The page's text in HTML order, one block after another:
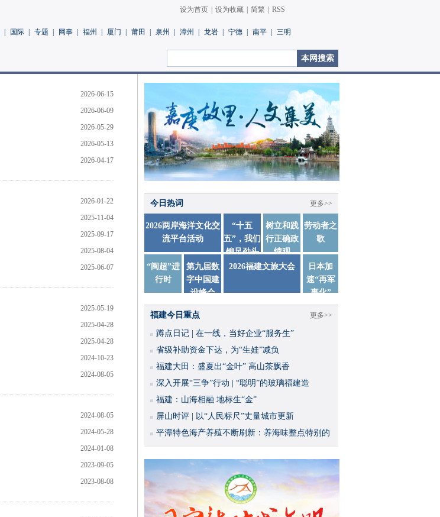
设为首页 设为收藏 简繁 RSS
国际 专题 网事 福州 厦门 莆田 泉州 漳州 龙岩 宁德 南平 三明
2026-06-15
2026-06-09
2026-05-29
2026-05-13
2026-04-17
2026-01-22
2025-11-04
2025-09-17
2025-08-04
2025-06-07
2025-05-19
2025-04-28
2025-04-28
2024-10-23
2024-08-05
2024-08-05
2024-05-28
2024-01-08
2023-09-05
2023-08-08
更多>>
今日热词
2026两岸海洋文化交
流平台活动
“十五
五”，我们
铆足劲头
踏实干
树立和践
行正确政
绩观
劳动者之
歌
“闽超”进
行时
第九届数
字中国建
设峰会
2026福建文旅大会
日本加
速“再军
事化”
更多>>
福建今日重点
蹲点日记 | 在一线，当好企业“服务生”
省级补助资金下达，为“生娃”减负
福建大田：盛夏出“金叶” 高山茶飘香
深入开展“三争”行动 | “聪明”的玻璃福建造
福建：山海相融 地标生“金”
屏山时评 | 以“人民标尺”丈量城市更新
平潭特色海产养殖不断刷新：养海味整点特别的